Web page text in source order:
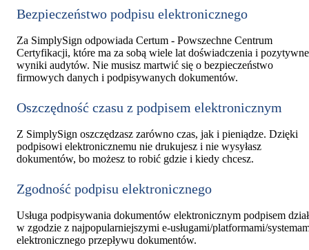
Bezpieczeństwo podpisu elektronicznego
Za SimplySign odpowiada Certum - Powszechne Centrum
Certyfikacji, które ma za sobą wiele lat doświadczenia i pozytywne
wyniki audytów. Nie musisz martwić się o bezpieczeństwo
firmowych danych i podpisywanych dokumentów.
Oszczędność czasu z podpisem elektronicznym
Z SimplySign oszczędzasz zarówno czas, jak i pieniądze. Dzięki
podpisowi elektronicznemu nie drukujesz i nie wysyłasz
dokumentów, bo możesz to robić gdzie i kiedy chcesz.
Zgodność podpisu elektronicznego
Usługa podpisywania dokumentów elektronicznym podpisem
w zgodzie z najpopularniejszymi e-usługami/platformami/
elektronicznego przepływu dokumentów.